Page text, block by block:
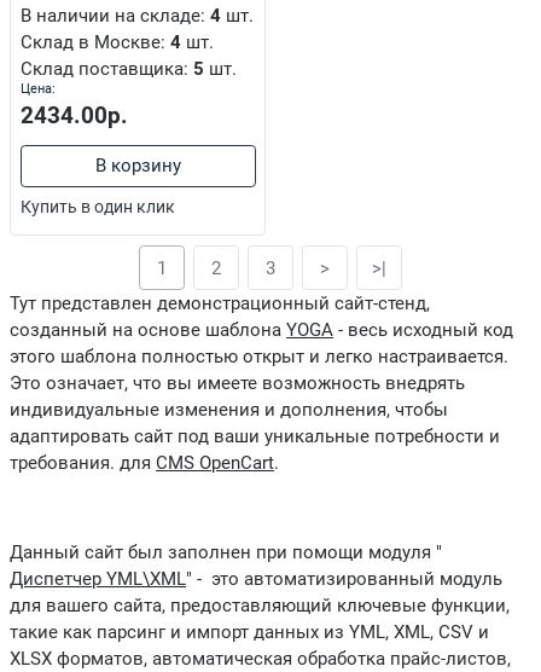
Триммеры , Эпиляторы
OEM
Колонны, Лючки
Проволка
В наличии на складе: 4шт.
Склад в Москве: 4шт.
Склад поставщика: 5 шт.
Цена:
2434.00р.
В корзину
Купить в один клик
1 2 3 >
>|
Тут представлен демонстрационный сайт-стенд,
созданный на основе шаблона YOGA - весь исходный код
этого шаблона полностью открыт и легко настраивается.
Это означает, что вы имеете возможность внедрять
индивидуальные изменения и дополнения, чтобы
адаптировать сайт под ваши уникальные потребности и
требования. для CMS OpenCart.
Данный сайт был заполнен при помощи модуля "
Диспетчер YML\XML" - это автоматизированный модуль
для вашего сайта, предоставляющий ключевые функции,
такие как парсинг и импорт данных из YML, XML, CSV и
XLSX форматов, автоматическая обработка прайс-листов,